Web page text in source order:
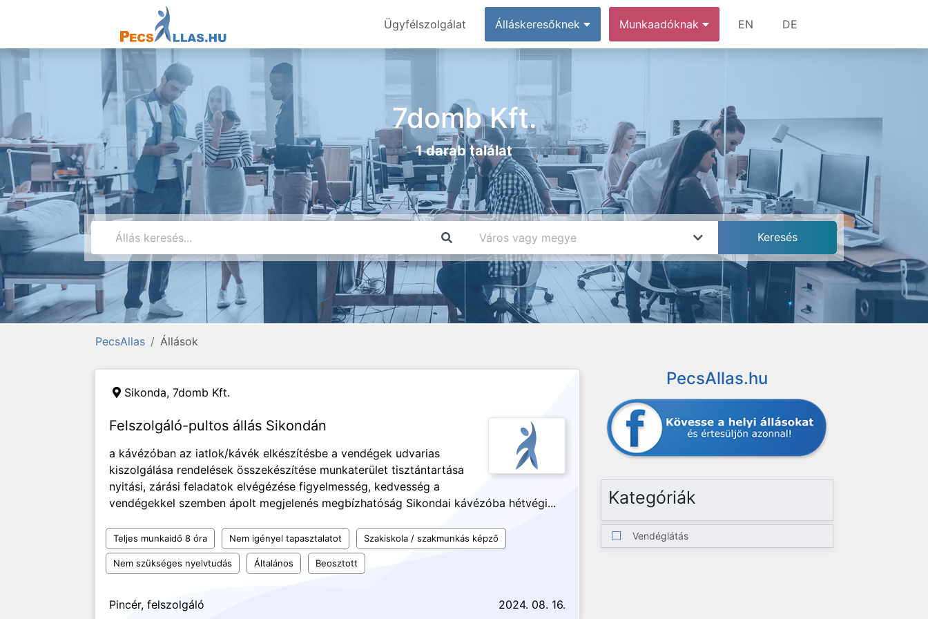
Ügyfélszolgálat Álláskeresőknek Munkaadóknak EN DE
7domb Kft.
1 darab találat
PecsAllas Állások
Sikonda, 7domb Kft.
Felszolgáló-pultos állás Sikondán
a kávézóban az iatlok/kávék elkészítésbe a vendégek udvarias
kiszolgálása rendelések összekészítése munkaterület tisztántartása
nyitási, zárási feladatok elvégézése figyelmesség, kedvesség a
vendégekkel szemben ápolt megjelenés megbízhatóság Sikondai kávézóba hétvégi...
Teljes munkaidő 8 óra Nem igényel tapasztalatot Szakiskola / szakmunkás képző
Nem szükséges nyelvtudás Általános Beosztott
Pincér, felszolgáló 2024. 08. 16.
PecsAllas.hu
Kategóriák
Vendéglátás